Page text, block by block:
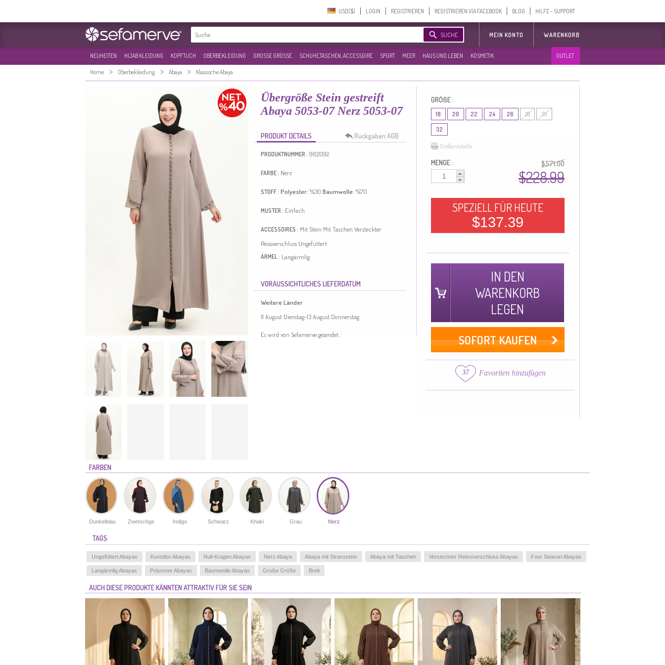
USD($)‎ LOGIN REGISTRIEREN REGISTRIEREN VIA FACEBOOK BLOG HILFE - SUPPORT
SUCHE MEIN KONTO WARENKORB
NEUHEITEN HIJAB KLEIDUNG KOPFTUCH OBERBEKLEIDUNG GROSSE GRÖSSE SCHUHE,TASCHEN, ACCESSOIRE SPORT MEER HAUS UND LEBEN KOSMETIK OUTLET
Home > Oberbekleidung > Abaya > Klassische Abaya
Übergröße Stein gestreift
Abaya 5053-07 Nerz 5053-07
PRODUKT DETAILS Rückgaben AGB
PRODUKTNUMMER : 962092
FARBE : Nerz
STOFF : Polyester: %30 Baumwolle: %70
MUSTER : Einfach
ACCESSOIRES : Mit Stein Mit Taschen Versteckter
Reissverschluss Ungefüttert
ÄRMEL : Langärmlig
LÄNGE : Grösse des Models:50 Länge:
VORAUSSICHTLICHES LIEFERDATUM
Weitere Länder
11 August Dienstag-13 August Donnerstag
Es wird von Sefamerve gesendet.
GRÖßE :
18 20 22 24 26 28 30
32
Größentabelle
MENGE : $571.00
$228.99
SPEZIELL FÜR HEUTE
$137.39
IN DEN
WARENKORB
LEGEN
SOFORT KAUFEN
37 Favoriten hinzufügen
FARBEN
Dunkelblau Zwetschge Indigo Schwarz Khaki Grau Nerz
TAGS
Ungefüttert Abayas Kunstlos Abayas Null-Kragen Abayas Nerz Abaya Abaya mit Strassstein Abaya mit Taschen Versteckter Reissverschluss Abayas Four Season Abayas
Langärmlig Abayas Polyester Abayas Baumwolle Abayas Große Größe Breit
AUCH DIESE PRODUKTE KÄNNTEN ATTRAKTIV FÜR SIE SEIN